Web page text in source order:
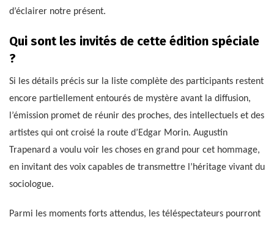
d’éclairer notre présent.
Qui sont les invités de cette édition spéciale
?
Si les détails précis sur la liste complète des participants restent
encore partiellement entourés de mystère avant la diffusion,
l’émission promet de réunir des proches, des intellectuels et des
artistes qui ont croisé la route d’Edgar Morin. Augustin
Trapenard a voulu voir les choses en grand pour cet hommage,
en invitant des voix capables de transmettre l’héritage vivant du
sociologue.
Parmi les moments forts attendus, les téléspectateurs pourront